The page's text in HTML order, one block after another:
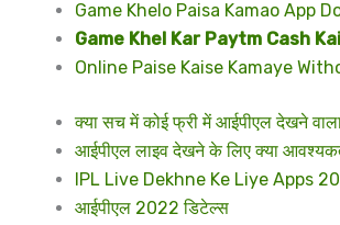
Game Khelo Paisa Kamao App
Game Khel Kar Paytm Cash
Online Paise Kaise Kamaye
क्या सच में कोई फ्री में आईपीएल देखने
आईपीएल लाइव देखने के लिए क्या
IPL Live Dekhne Ke Liye Apps
आईपीएल 2022 डिटेल्स